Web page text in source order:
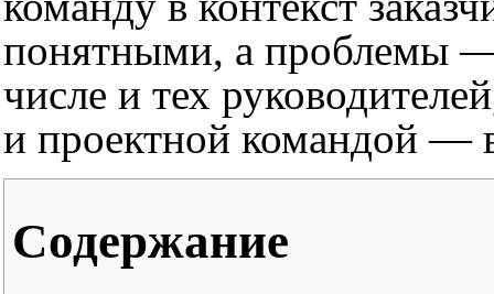
понятными, а проблемы
числе и тех
и проектной командой —
Содержание